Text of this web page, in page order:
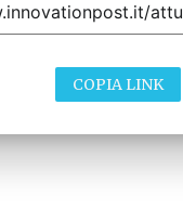
COPIA LINK